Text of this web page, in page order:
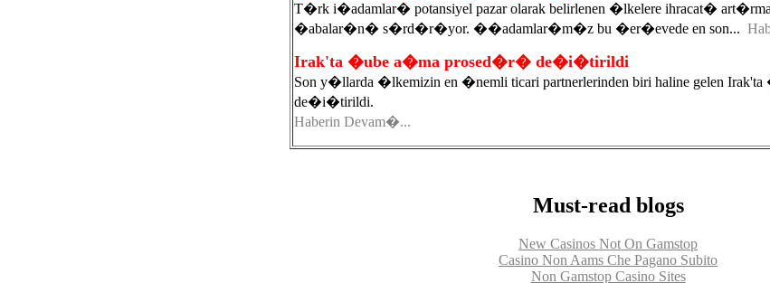
T�rk i�adamlar� potansiyel pazar olarak belirlenen �lkelere ihracat�
�abalar�n� s�rd�r�yor. ��adamlar�m�z bu �er�evede en son...
Irak'ta �ube a�ma prosed�r� de�i�tirildi
Son y�llarda �lkemizin en �nemli ticari partnerlerinden biri haline gelen
de�i�tirildi.
Haberin Devam�...
Must-read blogs
New Casinos Not On Gamstop
Casino Non Aams Che Pagano Subito
Non Gamstop Casino Sites